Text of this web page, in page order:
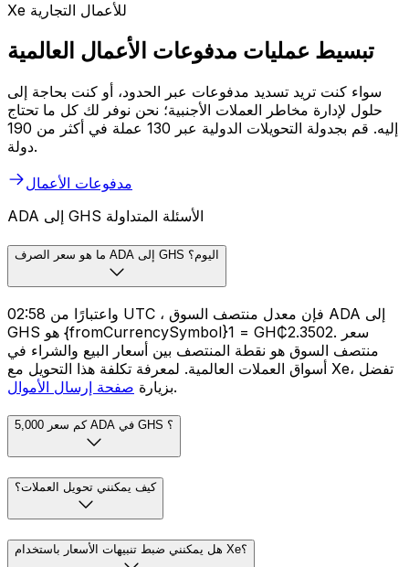
Xe للأعمال التجارية
تبسيط عمليات مدفوعات الأعمال العالمية
سواء كنت تريد تسديد مدفوعات عبر الحدود، أو كنت بحاجة إلى
حلول لإدارة مخاطر العملات الأجنبية؛ نحن نوفر لك كل ما تحتاج
إليه. قم بجدولة التحويلات الدولية عبر 130 عملة في أكثر من 190
دولة.
مدفوعات الأعمال
ADA إلى GHS الأسئلة المتداولة
ما هو سعر الصرف ADA إلى GHS اليوم؟
واعتبارًا من 02:58 UTC ، فإن معدل منتصف السوق ADA إلى
GHS هو {fromCurrencySymbol}1 = GH₵2.3502. سعر
منتصف السوق هو نقطة المنتصف بين أسعار البيع والشراء في
أسواق العملات العالمية. لمعرفة تكلفة هذا التحويل مع Xe، تفضل
بزيارة صفحة إرسال الأموال .
كم سعر 5,000 ADA في GHS ؟
كيف يمكنني تحويل العملات؟
هل يمكنني ضبط تنبيهات الأسعار باستخدام Xe؟